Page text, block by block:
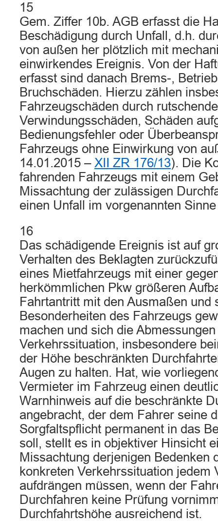
15
Gem. Ziffer 10b. AGB erfasst die
Beschädigung durch Unfall, d.h.
von außen her plötzlich mit
einwirkendes Ereignis. Von der
erfasst sind danach Brems-,
Bruchschäden. Hierzu zählen
Fahrzeugschäden durch
Verwindungsschäden, Schäden
Bedienungsfehler oder
Fahrzeugs ohne Einwirkung von
14.01.2015 – XII ZR 176/13). Die
fahrenden Fahrzeugs mit einem
Missachtung der zulässigen
einen Unfall im vorgenannten
16
Das schädigende Ereignis ist auf
Verhalten des Beklagten
eines Mietfahrzeugs mit einer
herkömmlichen Pkw größeren
Fahrtantritt mit den Ausmaßen und
Besonderheiten des Fahrzeugs
machen und sich die
Verkehrssituation, insbesondere
der Höhe beschränkten
Augen zu halten. Hat, wie
Vermieter im Fahrzeug einen
Warnhinweis auf die beschränkte
angebracht, der dem Fahrer seine
Sorgfaltspflicht permanent in das
soll, stellt es in objektiver Hinsicht
Missachtung derjenigen Bedenken
konkreten Verkehrssituation jedem
aufdrängen müssen, wenn der
Durchfahren keine Prüfung
Durchfahrtshöhe ausreichend ist.